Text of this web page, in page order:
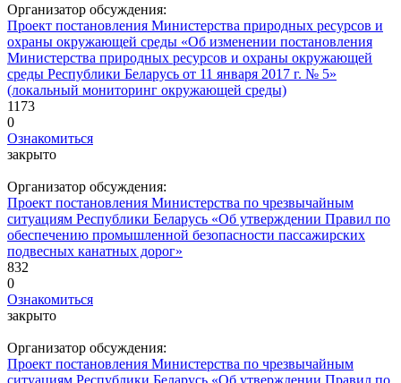
Организатор обсуждения:
Проект постановления Министерства природных ресурсов и
охраны окружающей среды «Об изменении постановления
Министерства природных ресурсов и охраны окружающей
среды Республики Беларусь от 11 января 2017 г. № 5»
(локальный мониторинг окружающей среды)
1173
0
Ознакомиться
закрыто
Организатор обсуждения:
Проект постановления Министерства по чрезвычайным
ситуациям Республики Беларусь «Об утверждении Правил по
обеспечению промышленной безопасности пассажирских
подвесных канатных дорог»
832
0
Ознакомиться
закрыто
Организатор обсуждения:
Проект постановления Министерства по чрезвычайным
ситуациям Республики Беларусь «Об утверждении Правил по